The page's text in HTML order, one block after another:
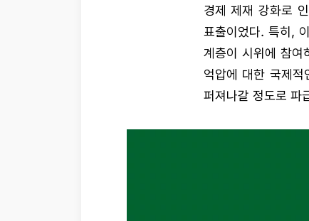
경제 제재 강화로
표출이었다. 특히,
계층이 시위에 참여
억압에 대한 국제
퍼져나갈 정도로 파